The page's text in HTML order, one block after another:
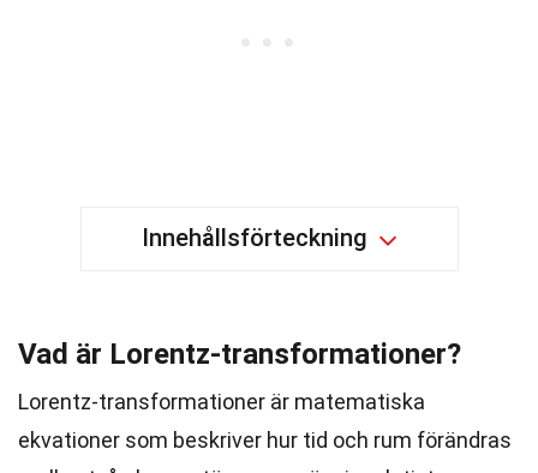
Innehållsförteckning
Vad är Lorentz-transformationer?
Lorentz-transformationer är matematiska
ekvationer som beskriver hur tid och rum förändras